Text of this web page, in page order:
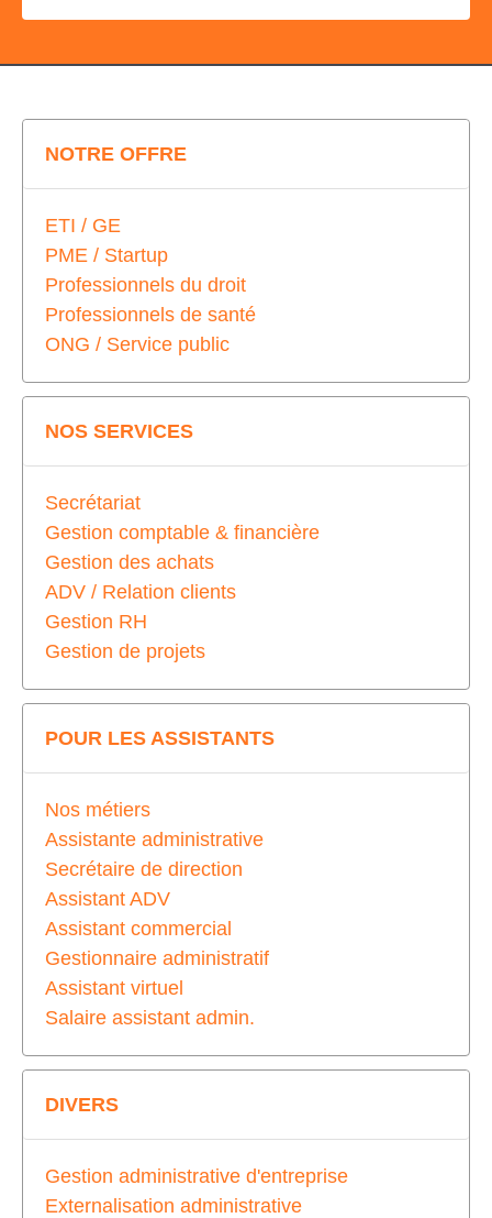
NOTRE OFFRE
ETI / GE
PME / Startup
Professionnels du droit
Professionnels de santé
ONG / Service public
NOS SERVICES
Secrétariat
Gestion comptable & financière
Gestion des achats
ADV / Relation clients
Gestion RH
Gestion de projets
POUR LES ASSISTANTS
Nos métiers
Assistante administrative
Secrétaire de direction
Assistant ADV
Assistant commercial
Gestionnaire administratif
Assistant virtuel
Salaire assistant admin.
DIVERS
Gestion administrative d'entreprise
Externalisation administrative